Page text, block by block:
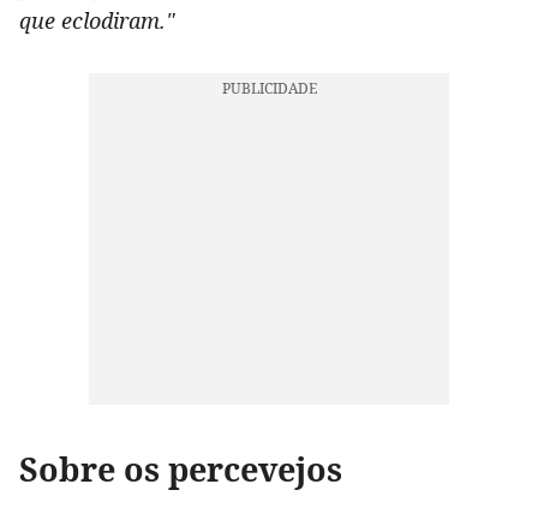
que eclodiram."
Sobre os percevejos